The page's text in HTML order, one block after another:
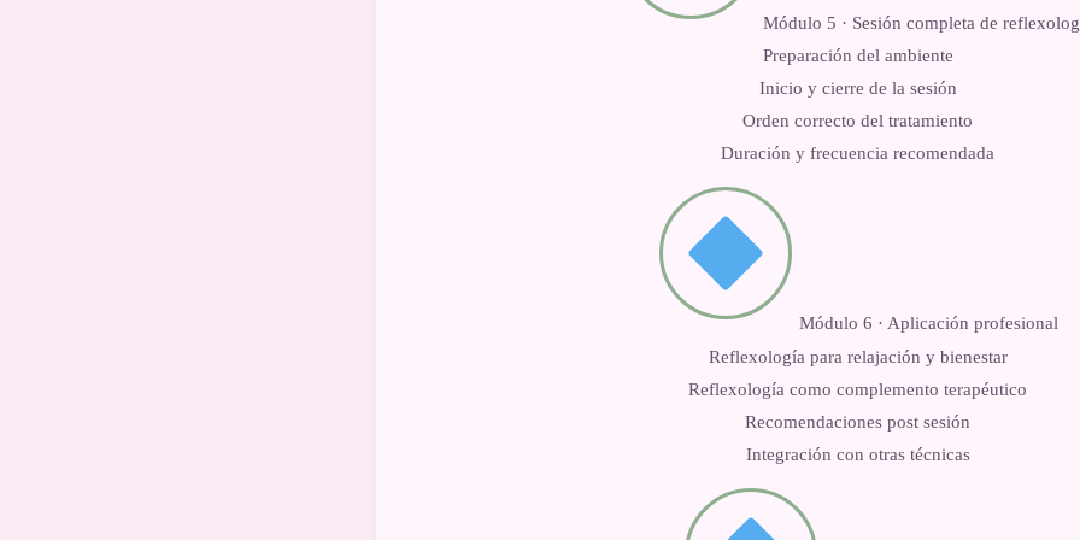
Módulo 5 · Sesión completa de
Preparación del ambiente
Inicio y cierre de la sesión
Orden correcto del tratamiento
Duración y frecuencia recomendada
Módulo 6 · Aplicación profesional
Reflexología para relajación y bienestar
Reflexología como complemento terapéutico
Recomendaciones post sesión
Integración con otras técnicas